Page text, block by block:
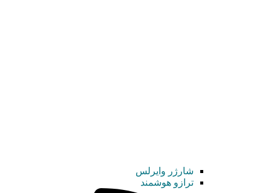
شارژر وایرلس
ترازو هوشمند